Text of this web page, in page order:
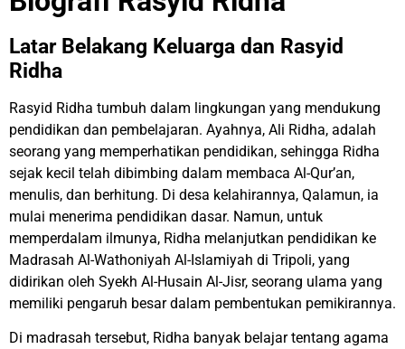
Latar Belakang Keluarga dan Rasyid
Ridha
Rasyid Ridha tumbuh dalam lingkungan yang mendukung
pendidikan dan pembelajaran. Ayahnya, Ali Ridha, adalah
seorang yang memperhatikan pendidikan, sehingga Ridha
sejak kecil telah dibimbing dalam membaca Al-Qur’an,
menulis, dan berhitung. Di desa kelahirannya, Qalamun, ia
mulai menerima pendidikan dasar. Namun, untuk
memperdalam ilmunya, Ridha melanjutkan pendidikan ke
Madrasah Al-Wathoniyah Al-Islamiyah di Tripoli, yang
didirikan oleh Syekh Al-Husain Al-Jisr, seorang ulama yang
memiliki pengaruh besar dalam pembentukan pemikirannya.
Di madrasah tersebut, Ridha banyak belajar tentang agama